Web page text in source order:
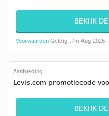
BEKIJK
Voorwaarden Geldig t/m Aug 2026
Aanbieding
Levis.com promotiecode
BEKIJK